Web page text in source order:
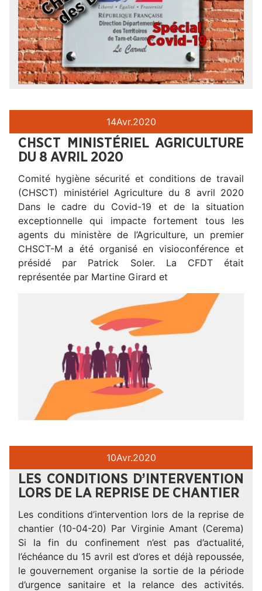
14Avr.2020
CHSCT MINISTÉRIEL AGRICULTURE
DU 8 AVRIL 2020
Comité hygiène sécurité et conditions de travail
(CHSCT) ministériel Agriculture du 8 avril 2020
Dans le cadre du Covid-19 et de la situation
exceptionnelle qui impacte fortement tous les
agents du ministère de l’Agriculture, un premier
CHSCT-M a été organisé en visioconférence et
présidé par Patrick Soler. La CFDT était
représentée par Martine Girard et
10Avr.2020
LES CONDITIONS D’INTERVENTION
LORS DE LA REPRISE DE CHANTIER
Les conditions d’intervention lors de la reprise de
chantier (10-04-20) Par Virginie Amant (Cerema)
Si la fin du confinement n’est pas d’actualité,
l’échéance du 15 avril est d’ores et déjà repoussée,
le gouvernement organise la sortie de la période
d’urgence sanitaire et la relance des activités.